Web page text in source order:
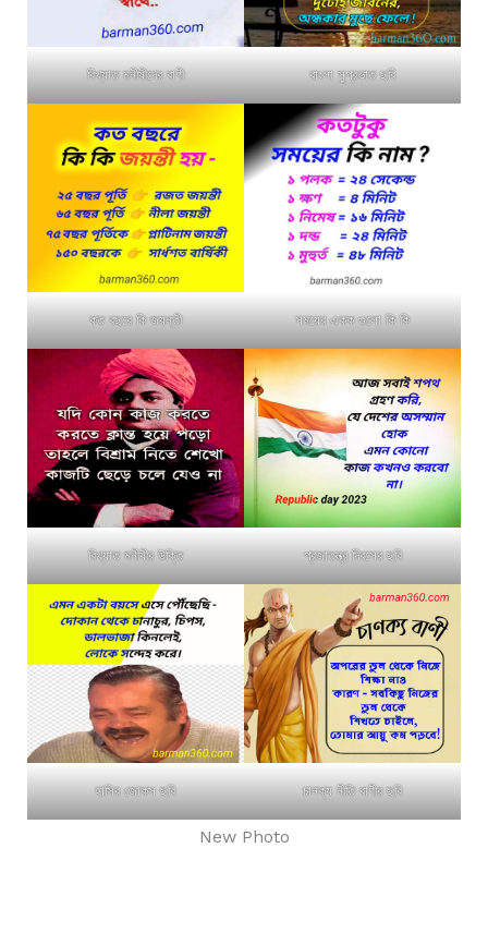
বিখ্যাত মনীষীদের বাণী বাংলা সুপ্রভাত ছবি
কত বছরে কি জয়ন্তী সময়ের একক গুলো কি কি
বিখ্যাত মনীষীর উক্তি প্রজাতন্ত্র দিবসের ছবি
হাসির জোকস ছবি চানক্য নীতি বাণীর ছবি
New Photo